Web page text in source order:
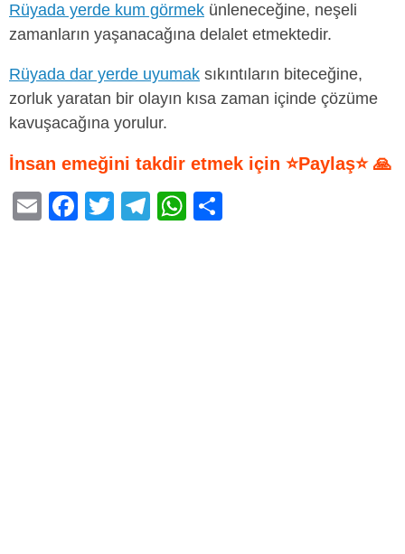
Rüyada yerde kum görmek ünleneceğine, neşeli
zamanların yaşanacağına delalet etmektedir.
Rüyada dar yerde uyumak sıkıntıların biteceğine,
zorluk yaratan bir olayın kısa zaman içinde çözüme
kavuşacağına yorulur.
İnsan emeğini takdir etmek için ⭐Paylaş⭐ 🙏
E
F
T
T
W